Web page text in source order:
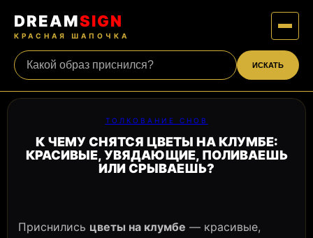
DREAMSIGN
КРАСНАЯ ШАПОЧКА
ИСКАТЬ
ТОЛКОВАНИЕ СНОВ
К ЧЕМУ СНЯТСЯ ЦВЕТЫ НА КЛУМБЕ:
КРАСИВЫЕ, УВЯДАЮЩИЕ, ПОЛИВАЕШЬ
ИЛИ СРЫВАЕШЬ?
Приснились цветы на клумбе — красивые,